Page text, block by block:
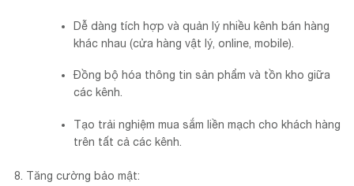
Dễ dàng tích hợp và quản lý nhiều kênh bán hàng
khác nhau (cửa hàng vật lý, online, mobile).
Đồng bộ hóa thông tin sản phẩm và tồn kho giữa
các kênh.
Tạo trải nghiệm mua sắm liền mạch cho khách hàng
trên tất cả các kênh.
Tăng cường bảo mật: